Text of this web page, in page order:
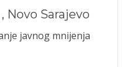
, Novo Sarajevo
javnog mnijenja